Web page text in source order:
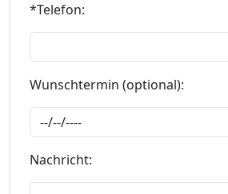
*Telefon:
Wunschtermin (optional):
Nachricht: